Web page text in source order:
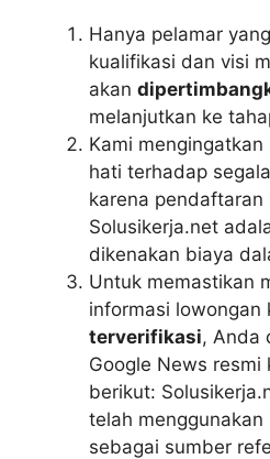
Hanya pelamar
kualifikasi dan visi
akan
melanjutkan ke
Kami
hati terhadap
karena
Solusikerja.net
dikenakan biaya
Untuk memastikan
informasi lowongan
terverifikasi, Anda
Google News resmi
berikut:
telah menggunakan
sebagai sumber